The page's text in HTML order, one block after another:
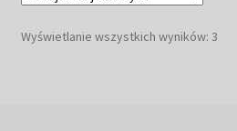
Wyświetlanie wszystkich wyników: 3